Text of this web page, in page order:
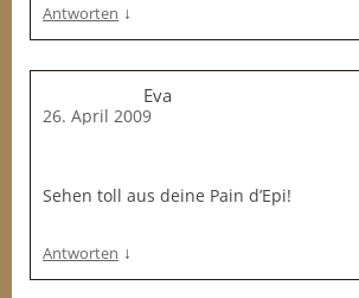
Antworten ↓
Eva
26. April 2009
Sehen toll aus deine Pain d’Epi!
Antworten ↓